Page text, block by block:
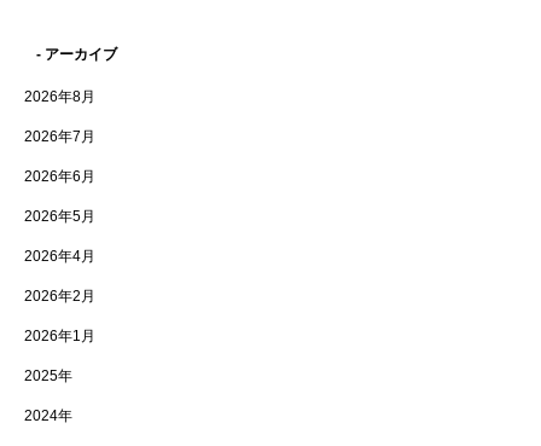
- アーカイブ
2026年8月
2026年7月
2026年6月
2026年5月
2026年4月
2026年2月
2026年1月
2025年
2024年